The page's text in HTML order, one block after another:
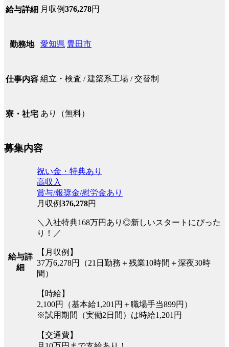
給与詳細 月収例376,278円
勤務地 愛知県 豊田市
仕事内容 組立・検査 / 建築系工場 / 交替制
寮・社宅 あり（無料）
募集内容
給与詳
細
祝い金・特典あり
高収入
賞与/報奨金/慰労金あり
月収例376,278円
＼入社特典168万円あり◎新しいスタートにぴった
り！／
【月収例】
37万6,278円（21日勤務＋残業10時間＋深夜30時
間）
【時給】
2,100円（基本給1,201円＋職場手当899円）
※試用期間（実働2日間）は時給1,201円
【交通費】